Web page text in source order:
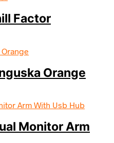
Factor
Orange
Monitor Arm